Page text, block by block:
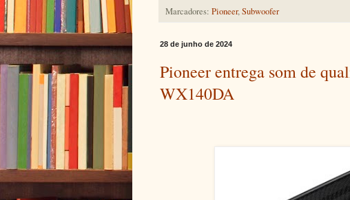
Marcadores: Pioneer,Subwoofer
28 de junho de 2024
Pioneer entrega som de
WX140DA